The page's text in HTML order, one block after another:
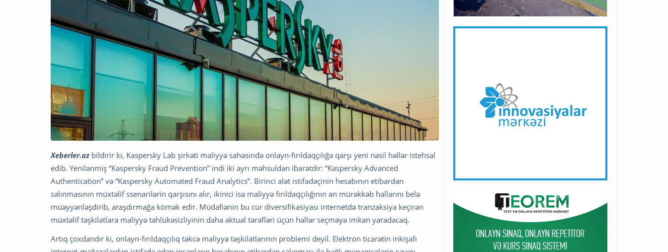
Xeberler.az bildirir ki, Kaspersky Lab şirkəti maliyyə sahəsində onlayn-fırıldaqçılığa qarşı yeni nəsil həllər istehsal
edib. Yenilənmiş “Kaspersky Fraud Prevention” indi iki ayrı məhsuldan ibarətdir: “Kaspersky Advanced
Authentication” və “Kaspersky Automated Fraud Analytics”. Birinci alət istifadəçinin hesabının etibardan
salınmasının müxtəlif ssenarilərin qarşısını alır, ikinici isə maliyyə fırıldaqçılığının ən mürəkkəb hallarını belə
müəyyənləşdirib, araşdırmağa kömək edir. Müdafiənin bu cür diversifikasiyası internetdə tranzaksiya keçirən
müxtəlif təşkilatlara maliyyə təhlükəsizliyinin daha aktual tərəfləri üçün həllər seçməyə imkan yaradacaq.
Artıq çoxdandır ki, onlayn-fırıldaqçılıq təkcə maliyyə təşkilatlarının problemi deyil. Elektron ticarətin inkişafı